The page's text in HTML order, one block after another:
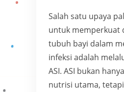
Salah satu upaya
untuk memperkuat
tubuh bayi dalam
infeksi adalah
ASI. ASI bukan
nutrisi utama,